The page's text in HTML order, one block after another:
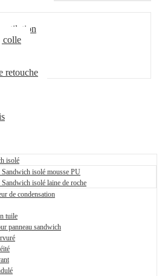
colle
retouche
isolé
Sandwich isolé mousse PU
Sandwich isolé laine de roche
de condensation
tuile
panneau sandwich